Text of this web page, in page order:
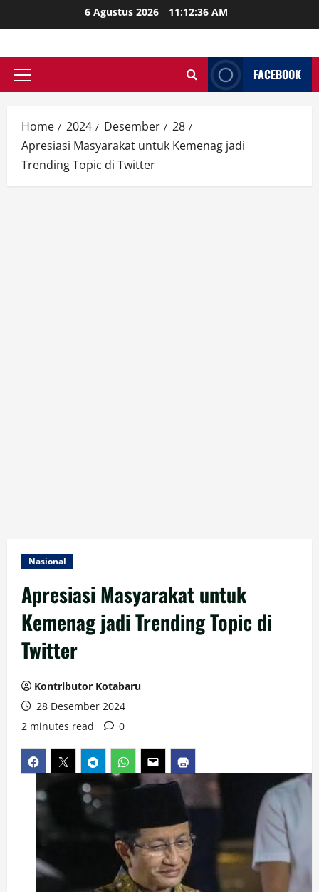
to
6 Agustus 2026 11:12:37 AM
Primary
FACEBOOK
Home 2024 Desember
28
Apresiasi Masyarakat untuk Kemenag jadi
Trending Topic di Twitter
Nasional
Apresiasi Masyarakat untuk
Kemenag jadi Trending Topic di
Twitter
Kontributor Kotabaru
28 Desember 2024
2 minutes read
0